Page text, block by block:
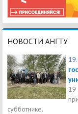
НОВОСТИ АНГТУ
19
субботнике.